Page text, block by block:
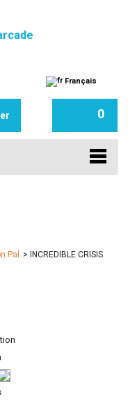
Français
0
Pal > INCREDIBLE CRISIS